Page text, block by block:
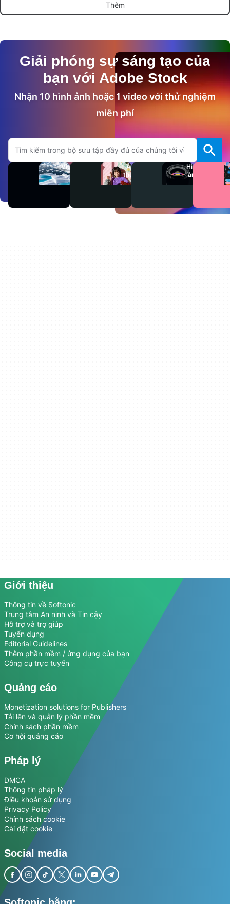
Thêm
Giải phóng sự sáng tạo của
bạn với Adobe Stock
Nhận 10 hình ảnh hoặc 1 video với thử nghiệm
miễn phí
Tìm kiếm trên trang Adobe.com
Video
Âm
thanh
Hình
ảnh
Giới thiệu
Thông tin về Softonic
Trung tâm An ninh và Tin cậy
Hỗ trợ và trợ giúp
Tuyển dụng
Editorial Guidelines
Thêm phần mềm / ứng dụng của bạn
Công cụ trực tuyến
Quảng cáo
Monetization solutions for Publishers
Tải lên và quản lý phần mềm
Chính sách phần mềm
Cơ hội quảng cáo
Pháp lý
DMCA
Thông tin pháp lý
Điều khoản sử dụng
Privacy Policy
Chính sách cookie
Cài đặt cookie
Social media